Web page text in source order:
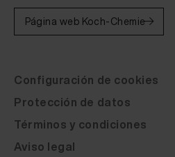
Fluid Leather CALIA ITALIA
Fluid Leather CALIA ITALIA
Fluid Leather CALIA ITALIA
Fluid Leather CALIA ITALIA
Página web Koch-Chemie
Configuración de cookies
Protección de datos
Términos y condiciones
Aviso legal